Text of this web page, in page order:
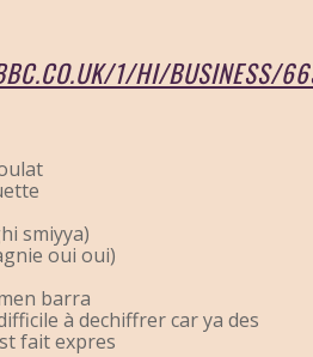
1/HI/BUSINESS/
smiyya)
oui oui)
barra
à dechiffrer car ya des
fait expres